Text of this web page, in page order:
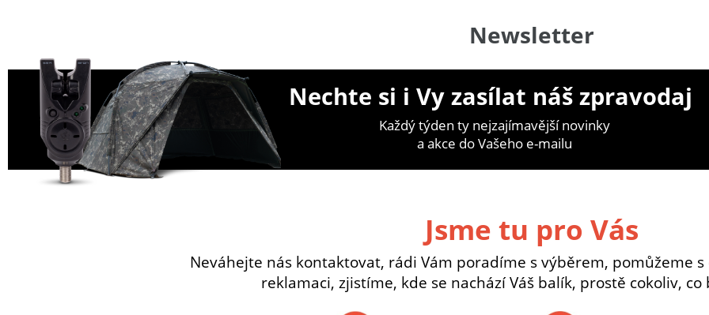
Newsletter
Nechte si i Vy zasílat náš zpravodaj
Každý týden ty nejzajímavější novinky
a akce do Vašeho e-mailu
Jsme tu pro Vás
Neváhejte nás kontaktovat, rádi Vám poradíme s výběrem, pomůžeme
reklamaci, zjistíme, kde se nachází Váš balík, prostě cokoliv,